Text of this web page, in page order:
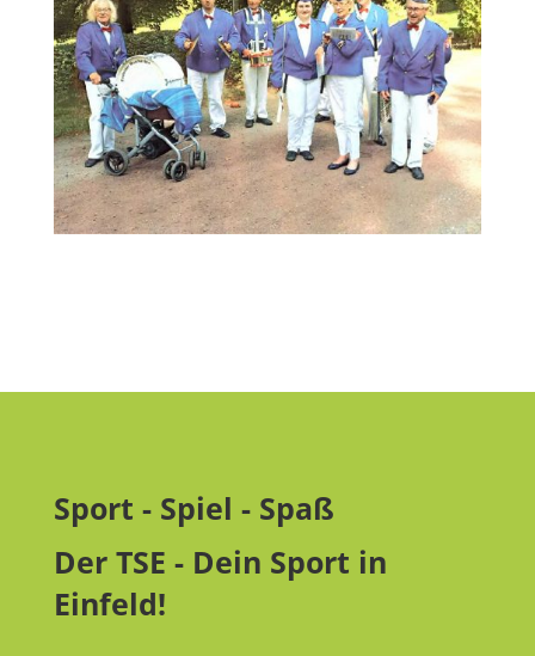
Sport - Spiel - Spaß
Der TSE - Dein Sport in
Einfeld!